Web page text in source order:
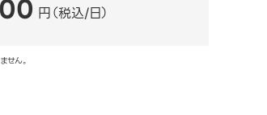
円（税込/日）
せん。